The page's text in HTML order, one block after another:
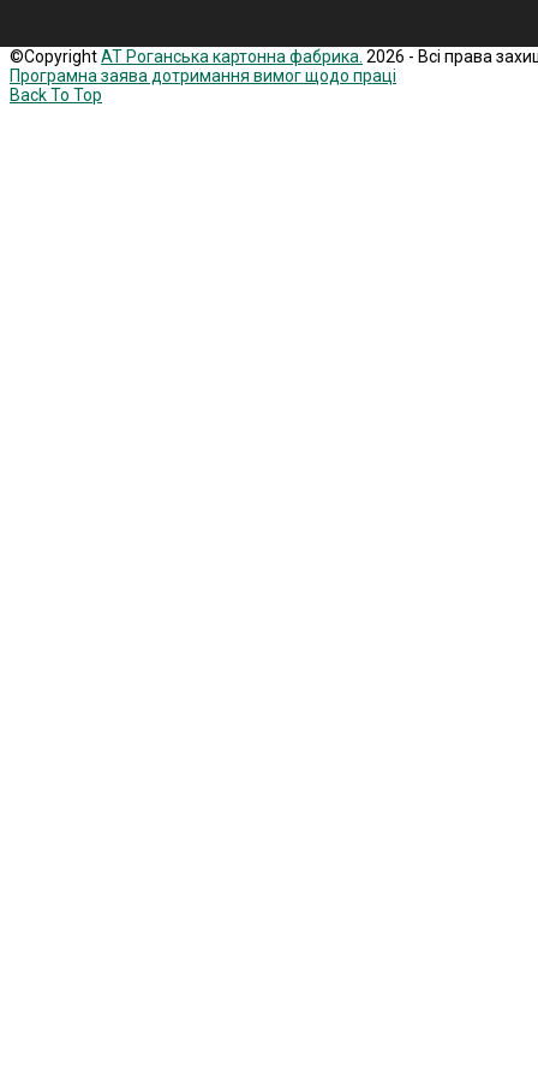
©CopyrightАТ Роганська картонна фабрика. 2026 - Всі права
Програмна заява дотримання вимог щодо праці
Back To Top